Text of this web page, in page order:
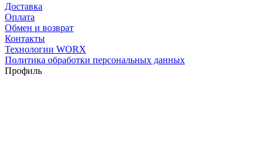
Доставка
Оплата
Обмен и возврат
Контакты
Технологии WORX
Политика обработки персональных данных
Профиль